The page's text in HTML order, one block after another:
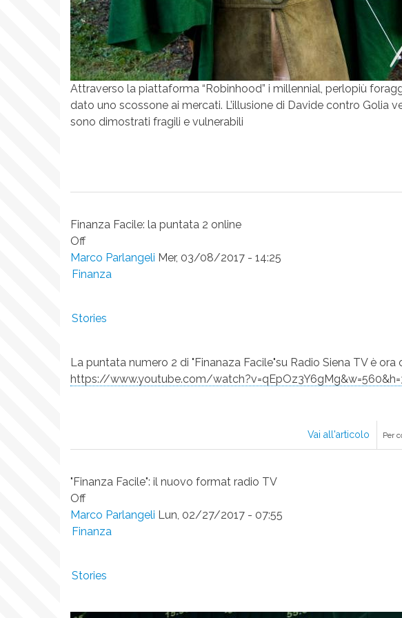
Attraverso la piattaforma “Robinhood” i millennial, perlopiù
dato uno scossone ai mercati. L’illusione di Davide contro Golia
sono dimostrati fragili e vulnerabili
Finanza Facile: la puntata 2 online
Off
Marco Parlangeli Mer, 03/08/2017 - 14:25
Finanza
Stories
La puntata numero 2 di "Finanaza Facile"su Radio Siena TV è
https://www.youtube.com/
Vai all'articolo
Facile:
Per
"Finanza Facile": il nuovo format radio TV
Off
Marco Parlangeli Lun, 02/27/2017 - 07:55
Finanza
Stories